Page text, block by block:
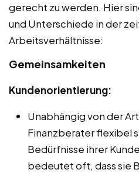
gerecht zu werden. Hier
und Unterschiede in der
Arbeitsverhältnisse:
Gemeinsamkeiten
Kundenorientierung:
Unabhängig von der
Finanzberater flexibel
Bedürfnisse ihrer
bedeutet oft, dass sie